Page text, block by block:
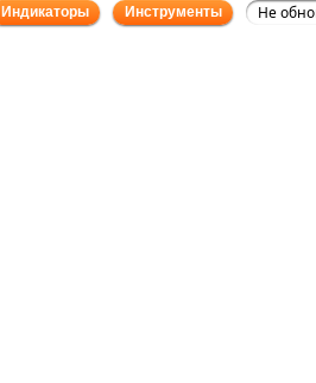
Индикаторы Инструменты Не